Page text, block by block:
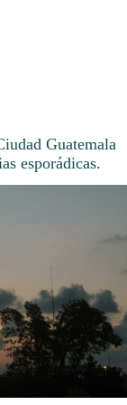
Guatemala
esporádicas.